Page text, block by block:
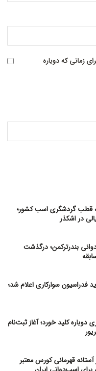
زمانی که دوباره
قطب گردشگری اسب کشور؛
بندرترکمن؛ درگذشت
فدراسیون سوارکاری اعلام شد؛
دوباره کلید خورد؛ آغاز ثبت‌نام
قهرمانی کورس معتبر